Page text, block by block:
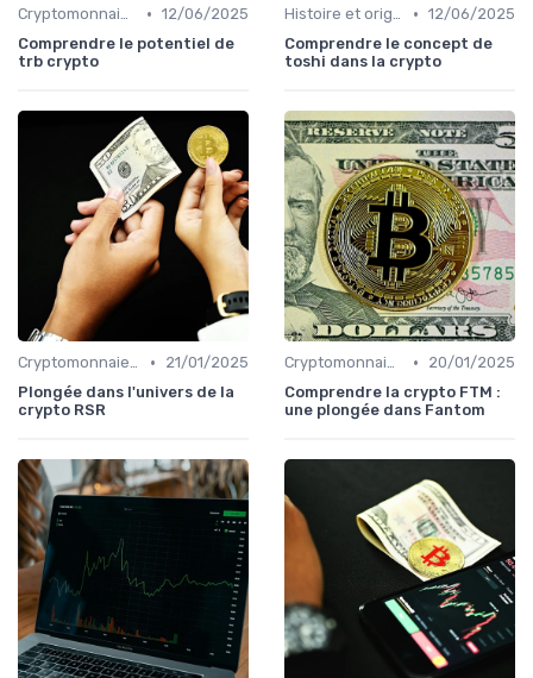
Cryptomonnaies populaires • 12/06/2025
Comprendre le potentiel de
trb crypto
Histoire et origines des cryptomonnaies • 12/06/2025
Comprendre le concept de
toshi dans la crypto
Cryptomonnaies populaires •
21/01/2025
Plongée dans l'univers de la
crypto RSR
Cryptomonnaies populaires •
20/01/2025
Comprendre la crypto FTM :
une plongée dans Fantom